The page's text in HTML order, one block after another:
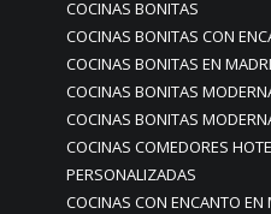
COCINAS BONITAS
COCINAS BONITAS CON
COCINAS BONITAS EN
COCINAS BONITAS
COCINAS BONITAS
COCINAS COMEDORES
PERSONALIZADAS
COCINAS CON ENCANTO EN